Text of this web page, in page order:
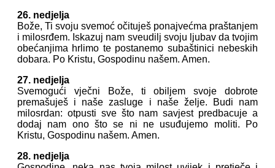
26. nedjelja
Bože, Ti svoju svemoć očituješ ponajvećma praštanjem
i milosrđem. Iskazuj nam sveudilj svoju ljubav da tvojim
obećanjima hrlimo te postanemo subaštinici nebeskih
dobara. Po Kristu, Gospodinu našem. Amen.
27. nedjelja
Svemogući vječni Bože, ti obiljem svoje dobrote
premašuješ i naše zasluge i naše želje. Budi nam
milosrdan: otpusti sve što nam savjest predbacuje a
dodaj nam ono što se ni ne usuđujemo moliti. Po
Kristu, Gospodinu našem. Amen.
28. nedjelja